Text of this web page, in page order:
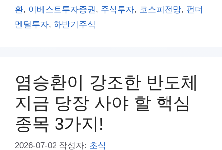
리
그
환, 이베스트투자증권 , 주식투자, 코스피전망, 펀더
멘털투자, 하반기주식
염승환이 강조한 반도체
지금 당장 사야 할 핵심
종목 3가지!
2026-07-02 작성자: 초식